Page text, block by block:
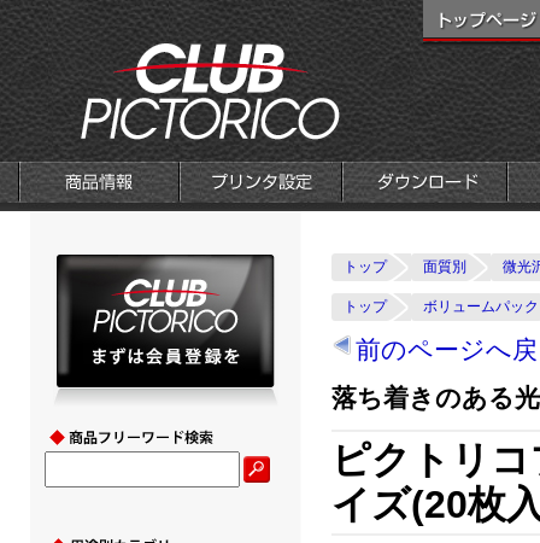
トップ 面質別 微光
トップ ボリュームパック
前のページへ
落ち着きのある
ピクトリ
イズ(20枚